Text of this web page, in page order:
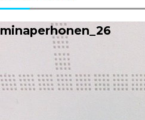
minaperhonen_26